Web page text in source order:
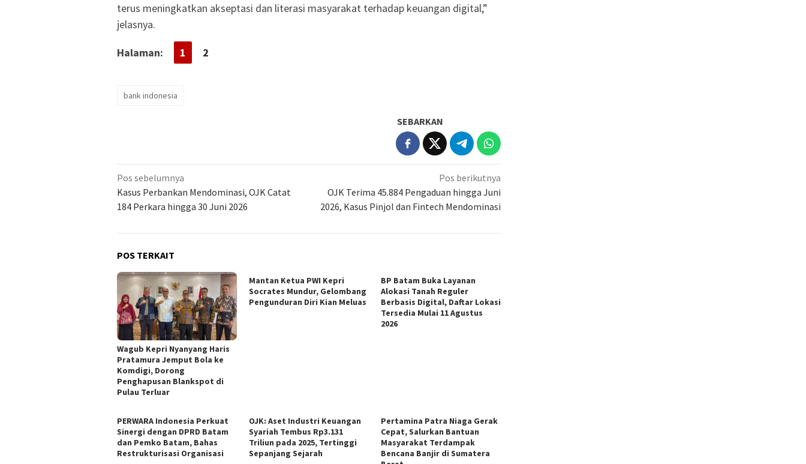
terus meningkatkan akseptasi dan literasi masyarakat terhadap keuangan digital,”
jelasnya.
Halaman: 1 2
bank indonesia
SEBARKAN
Navigasi
pos
Pos sebelumnya
Kasus Perbankan Mendominasi, OJK Catat
184 Perkara hingga 30 Juni 2026
Pos berikutnya
OJK Terima 45.884 Pengaduan hingga Juni
2026, Kasus Pinjol dan Fintech Mendominasi
POS TERKAIT
Wagub Kepri Nyanyang Haris
Pratamura Jemput Bola ke
Komdigi, Dorong
Penghapusan Blankspot di
Pulau Terluar
Mantan Ketua PWI Kepri
Socrates Mundur, Gelombang
Pengunduran Diri Kian Meluas
BP Batam Buka Layanan
Alokasi Tanah Reguler
Berbasis Digital, Daftar Lokasi
Tersedia Mulai 11 Agustus
2026
PERWARA Indonesia Perkuat
Sinergi dengan DPRD Batam
dan Pemko Batam, Bahas
Restrukturisasi Organisasi
OJK: Aset Industri Keuangan
Syariah Tembus Rp3.131
Triliun pada 2025, Tertinggi
Sepanjang Sejarah
Pertamina Patra Niaga Gerak
Cepat, Salurkan Bantuan
Masyarakat Terdampak
Bencana Banjir di Sumatera